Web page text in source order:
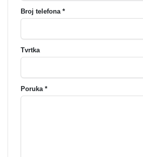
Broj telefona *
Tvrtka
Poruka *